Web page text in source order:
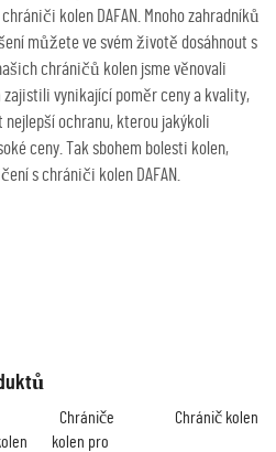
kolen DAFAN. Mnoho zahradníků
můžete ve svém životě dosáhnout s
chráničů kolen jsme věnovali
zajistili vynikající poměr ceny a kvality,
ochranu, kterou jakýkoli
ceny. Tak sbohem bolesti kolen,
s chrániči kolen DAFAN.
Chrániče
kolen pro
Chránič kolen